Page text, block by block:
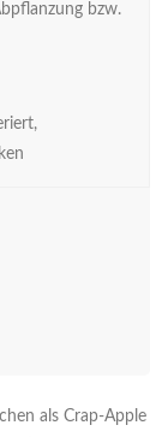
bzw.
als Crap-Apple